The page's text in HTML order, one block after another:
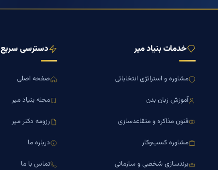
خدمات بنیاد میر
مشاوره و استراتژی انتخاباتی
آموزش زبان بدن
فنون مذاکره و متقاعدسازی
مشاوره کسب‌وکار
برندسازی شخصی و سازمانی
دسترسی سریع
صفحه اصلی
مجله بنیاد میر
رزومه دکتر میر
درباره ما
تماس با ما